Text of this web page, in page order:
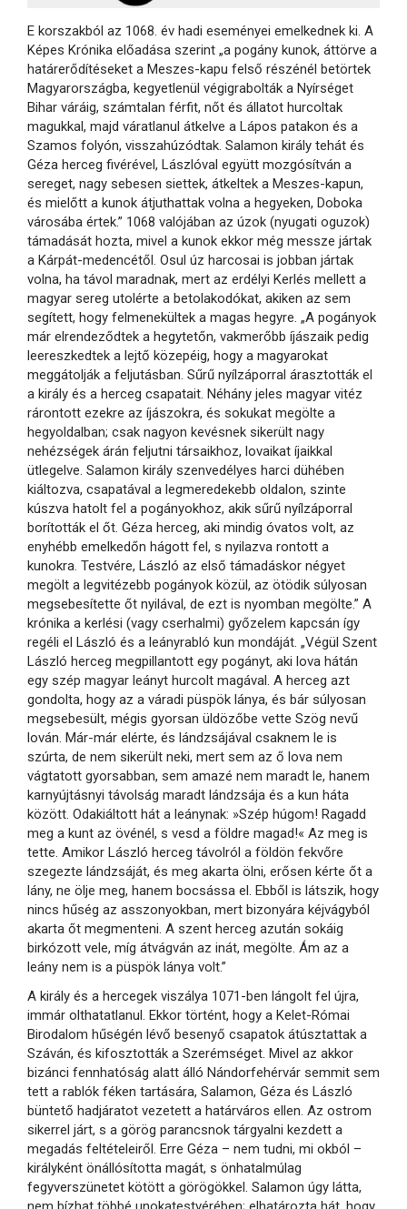
E korszakból az 1068. év hadi eseményei emelkednek ki. A
Képes Krónika előadása szerint „a pogány kunok, áttörve a
határerődítéseket a Meszes-kapu felső részénél betörtek
Magyarországba, kegyetlenül végigrabolták a Nyírséget
Bihar váráig, számtalan férfit, nőt és állatot hurcoltak
magukkal, majd váratlanul átkelve a Lápos patakon és a
Szamos folyón, visszahúzódtak. Salamon király tehát és
Géza herceg fivérével, Lászlóval együtt mozgósítván a
sereget, nagy sebesen siettek, átkeltek a Meszes-kapun,
és mielőtt a kunok átjuthattak volna a hegyeken, Doboka
városába értek.” 1068 valójában az úzok (nyugati oguzok)
támadását hozta, mivel a kunok ekkor még messze jártak
a Kárpát-medencétől. Osul úz harcosai is jobban jártak
volna, ha távol maradnak, mert az erdélyi Kerlés mellett a
magyar sereg utolérte a betolakodókat, akiken az sem
segített, hogy felmenekültek a magas hegyre. „A pogányok
már elrendeződtek a hegytetőn, vakmerőbb íjászaik pedig
leereszkedtek a lejtő közepéig, hogy a magyarokat
meggátolják a feljutásban. Sűrű nyílzáporral árasztották el
a király és a herceg csapatait. Néhány jeles magyar vitéz
rárontott ezekre az íjászokra, és sokukat megölte a
hegyoldalban; csak nagyon kevésnek sikerült nagy
nehézségek árán feljutni társaikhoz, lovaikat íjaikkal
ütlegelve. Salamon király szenvedélyes harci dühében
kiáltozva, csapatával a legmeredekebb oldalon, szinte
kúszva hatolt fel a pogányokhoz, akik sűrű nyílzáporral
borították el őt. Géza herceg, aki mindig óvatos volt, az
enyhébb emelkedőn hágott fel, s nyilazva rontott a
kunokra. Testvére, László az első támadáskor négyet
megölt a legvitézebb pogányok közül, az ötödik súlyosan
megsebesítette őt nyilával, de ezt is nyomban megölte.” A
krónika a kerlési (vagy cserhalmi) győzelem kapcsán így
regéli el László és a leányrabló kun mondáját. „Végül Szent
László herceg megpillantott egy pogányt, aki lova hátán
egy szép magyar leányt hurcolt magával. A herceg azt
gondolta, hogy az a váradi püspök lánya, és bár súlyosan
megsebesült, mégis gyorsan üldözőbe vette Szög nevű
lován. Már-már elérte, és lándzsájával csaknem le is
szúrta, de nem sikerült neki, mert sem az ő lova nem
vágtatott gyorsabban, sem amazé nem maradt le, hanem
karnyújtásnyi távolság maradt lándzsája és a kun háta
között. Odakiáltott hát a leánynak: »Szép húgom! Ragadd
meg a kunt az övénél, s vesd a földre magad!« Az meg is
tette. Amikor László herceg távolról a földön fekvőre
szegezte lándzsáját, és meg akarta ölni, erősen kérte őt a
lány, ne ölje meg, hanem bocsássa el. Ebből is látszik, hogy
nincs hűség az asszonyokban, mert bizonyára kéjvágyból
akarta őt megmenteni. A szent herceg azután sokáig
birkózott vele, míg átvágván az inát, megölte. Ám az a
leány nem is a püspök lánya volt.”
A király és a hercegek viszálya 1071-ben lángolt fel újra,
immár olthatatlanul. Ekkor történt, hogy a Kelet-Római
Birodalom hűségén lévő besenyő csapatok átúsztattak a
Száván, és kifosztották a Szerémséget. Mivel az akkor
bizánci fennhatóság alatt álló Nándorfehérvár semmit sem
tett a rablók féken tartására, Salamon, Géza és László
büntető hadjáratot vezetett a határváros ellen. Az ostrom
sikerrel járt, s a görög parancsnok tárgyalni kezdett a
megadás feltételeiről. Erre Géza – nem tudni, mi okból –
királyként önállósította magát, s önhatalmúlag
fegyverszünetet kötött a görögökkel. Salamon úgy látta,